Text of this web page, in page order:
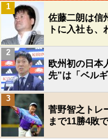
佐藤二朗は信
トに入社も、
1
欧州初の日本
先”は「ベル
2
菅野智之トレ
まで11勝4敗
3